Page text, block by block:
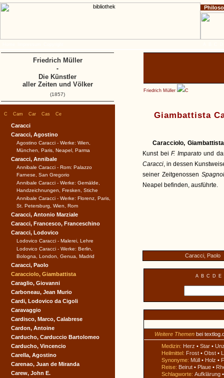
Friedrich Müller C
Giambattista
Caracciolo, Giambattista
Kunst beiF. Imparatound
Caracci, in dessen
seiner Zeitgenossen
Neapel befinden, ausführte.
Caracci, Paolo
A B C D E
Weitere Themen bei
Medizin: Herz • Star •
Heilmittel: Frost • Obst •
Synonyme: Müll • Holz •
Reise: Beirut • Plaue •
Schlagworte: Aufklärung
C Cam Car Cas Ce
Caracci
Caracci, Agostino
Agostino Caracci - Werke: Wien,
München, Paris, Neapel, Parma
Caracci, Annibale
Annibale Caracci - Rom: Palazzo
Farnese, San Gregorio
Annibale Caracci - Werke: Gemälde,
Handzeichnungen, Fresken, Stiche
Annibale Caracci - Werke: Florenz, Paris,
St. Petersburg, Wien, Rom
Caracci, Antonio Marziale
Caracci, Francesco, Franceschino
Caracci, Lodovico
Lodovico Caracci - Malerei, Lehre
Lodovico Caracci - Werke: Berlin,
Bologna, London, Genua, Madrid
Caracci, Paolo
Caracciolo, Giambattista
Caraglio, Giovanni
Carboneau, Jean Murio
Cardi, Lodovico da Cigoli
Caravaggio
Cardisco, Marco, Calabrese
Cardon, Antoine
Carducho, Carduccio Bartolomeo
Carducho, Vincencio
Carella, Agostino
Carenao, Juan de Miranda
Carew, John E.
Friedrich Müller
-
Die Künstler
aller Zeiten und Völker
(1857)